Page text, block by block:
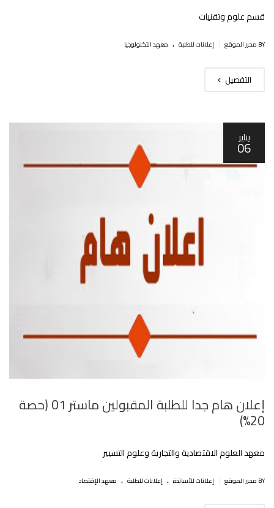
قسم علوم وتقنيات
BY محرر الموقع إعلانات للطلبة . معهد التكنولوجيا
التفصيل
يناير
06
إعلان هام جدا للطلبة المقبولين ماستر 01 (حصة
20%)
معهد العلوم الاقتصادية والتجارية وعلوم التسيير
BY محرر الموقع إعلانات للأساتذة . إعلانات للطلبة . معهد الإقتصاد